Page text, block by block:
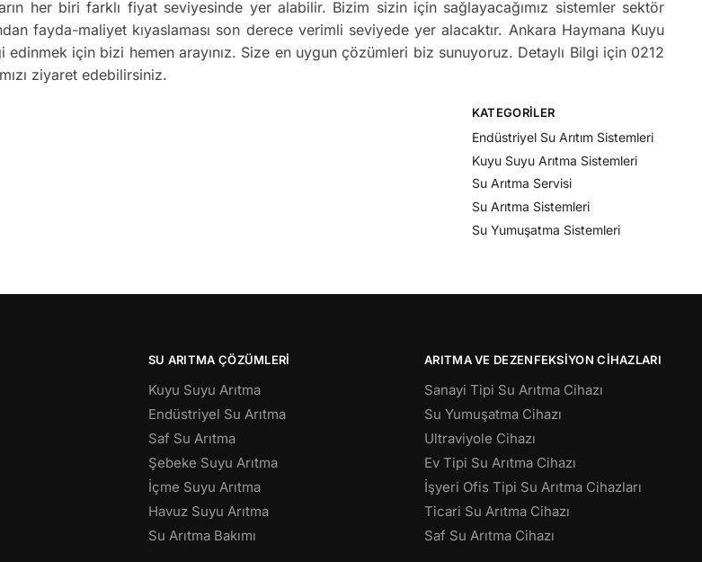
her biri farklı fiyat seviyesinde yer alabilir. Bizim sizin için sağlayacağımız sistemler sektör
fayda-maliyet kıyaslaması son derece verimli seviyede yer alacaktır. Ankara Haymana Kuyu
için bizi hemen arayınız. Size en uygun çözümleri biz sunuyoruz. Detaylı Bilgi için 0212
ziyaret edebilirsiniz.
KATEGORILER
Endüstriyel Su Arıtım Sistemleri
Kuyu Suyu Arıtma Sistemleri
Su Arıtma Servisi
Su Arıtma Sistemleri
Su Yumuşatma Sistemleri
SU ARITMA ÇÖZÜMLERI
Kuyu Suyu Arıtma
Endüstriyel Su Arıtma
Saf Su Arıtma
Şebeke Suyu Arıtma
İçme Suyu Arıtma
Havuz Suyu Arıtma
Su Arıtma Bakımı
ARITMA VE DEZENFEKSIYON CIHAZLARI
Sanayi Tipi Su Arıtma Cihazı
Su Yumuşatma Cihazı
Ultraviyole Cihazı
Ev Tipi Su Arıtma Cihazı
İşyeri Ofis Tipi Su Arıtma Cihazları
Ticari Su Arıtma Cihazı
Saf Su Arıtma Cihazı